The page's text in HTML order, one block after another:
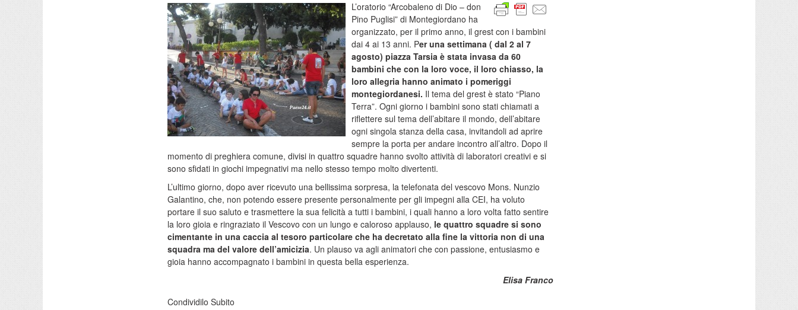
L’oratorio “Arcobaleno di Dio – don
Pino Puglisi” di Montegiordano ha
organizzato, per il primo anno, il grest con i bambini
dai 4 ai 13 anni. Per una settimana ( dal 2 al 7
agosto) piazza Tarsia è stata invasa da 60
bambini che con la loro voce, il loro chiasso, la
loro allegria hanno animato i pomeriggi
montegiordanesi. Il tema del grest è stato “Piano
Terra”. Ogni giorno i bambini sono stati chiamati a
riflettere sul tema dell’abitare il mondo, dell’abitare
ogni singola stanza della casa, invitandoli ad aprire
sempre la porta per andare incontro all’altro. Dopo il
momento di preghiera comune, divisi in quattro squadre hanno svolto attività di laboratori creativi e si
sono sfidati in giochi impegnativi ma nello stesso tempo molto divertenti.
L’ultimo giorno, dopo aver ricevuto una bellissima sorpresa, la telefonata del vescovo Mons. Nunzio
Galantino, che, non potendo essere presente personalmente per gli impegni alla CEI, ha voluto
portare il suo saluto e trasmettere la sua felicità a tutti i bambini, i quali hanno a loro volta fatto sentire
la loro gioia e ringraziato il Vescovo con un lungo e caloroso applauso, le quattro squadre si sono
cimentante in una caccia al tesoro particolare che ha decretato alla fine la vittoria non di una
squadra ma del valore dell’amicizia. Un plauso va agli animatori che con passione, entusiasmo e
gioia hanno accompagnato i bambini in questa bella esperienza.
Elisa Franco
Condividilo Subito